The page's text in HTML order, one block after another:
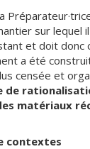
sur lequel il
et doit donc
a été
censée et
de
matériaux
contextes